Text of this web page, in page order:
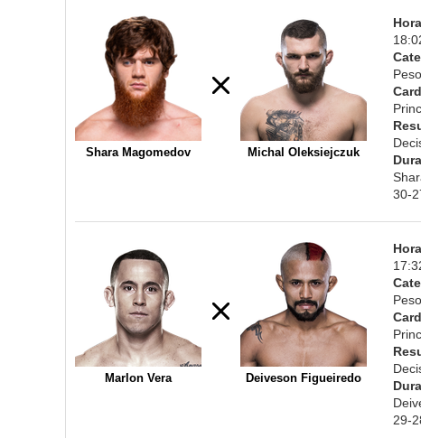
Shara Magomedov Michal Oleksiejczuk
30-
Marlon Vera Deiveson Figueiredo
29-